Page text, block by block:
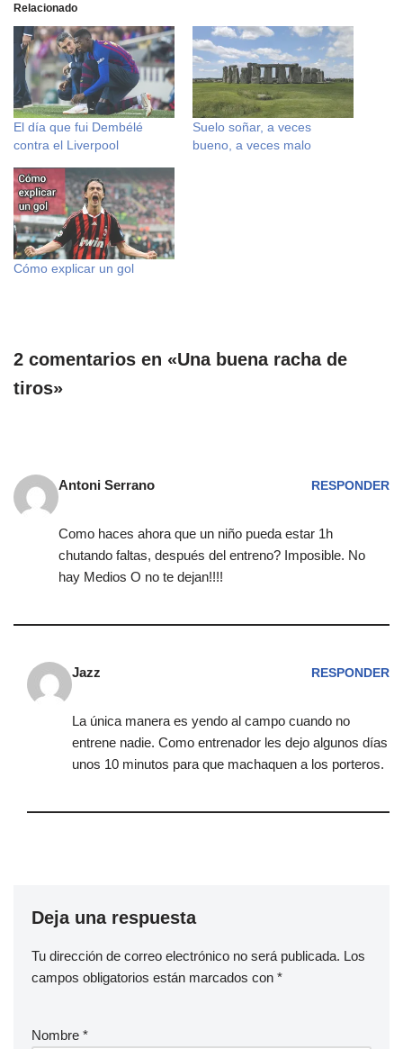
Relacionado
El día que fui Dembélé
contra el Liverpool
Suelo soñar, a veces
bueno, a veces malo
Cómo explicar un gol
2 comentarios en «Una buena racha de
tiros»
Antoni Serrano RESPONDER
Como haces ahora que un niño pueda estar 1h
chutando faltas, después del entreno? Imposible. No
hay Medios O no te dejan!!!!
Jazz RESPONDER
La única manera es yendo al campo cuando no
entrene nadie. Como entrenador les dejo algunos días
unos 10 minutos para que machaquen a los porteros.
Deja una respuesta
Tu dirección de correo electrónico no será publicada. Los
campos obligatorios están marcados con *
Nombre *